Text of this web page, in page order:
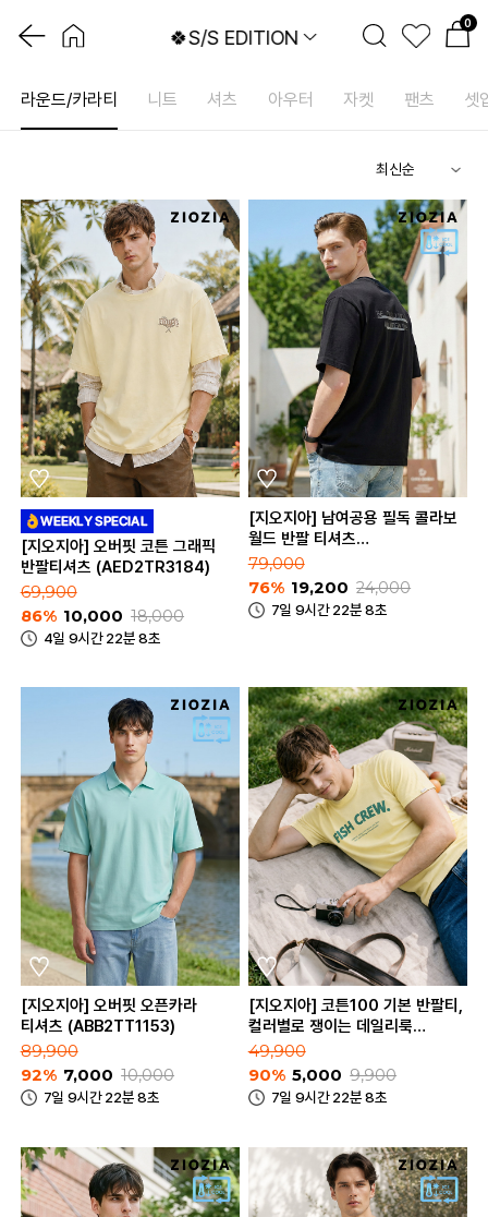
0
🍀S/S EDITION
라운드/카라티 니트 셔츠 아우터 자켓 팬츠 셋
[지오지아] 오버핏 코튼 그래픽
반팔티셔츠 (AED2TR3184)
69,900
86% 10,000 18,000
4일 9시간 22분 8초
[지오지아] 남여공용 필독 콜라보
월드 반팔 티셔츠
(ABE2TR3184)
79,000
76% 19,200 24,000
7일 9시간 22분 8초
[지오지아] 오버핏 오픈카라
티셔츠 (ABB2TT1153)
89,900
92% 7,000 10,000
7일 9시간 22분 8초
[지오지아] 코튼100 기본 반팔티,
컬러별로 쟁이는 데일리룩
(ABC2TR3182_C)
49,900
90% 5,000 9,900
7일 9시간 22분 8초